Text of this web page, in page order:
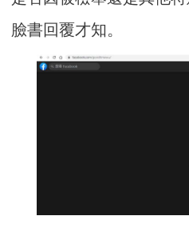
臉書回覆才知。